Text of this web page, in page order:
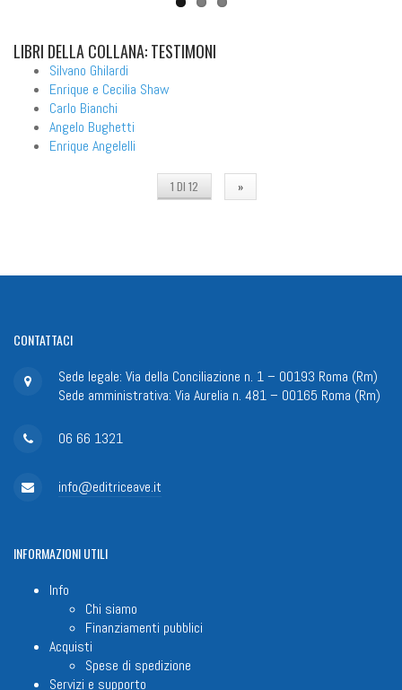
LIBRI DELLA COLLANA: TESTIMONI
Silvano Ghilardi
Enrique e Cecilia Shaw
Carlo Bianchi
Angelo Bughetti
Enrique Angelelli
1 DI 12 »
CONTATTACI
Sede legale: Via della Conciliazione n. 1 – 00193 Roma (Rm)
Sede amministrativa: Via Aurelia n. 481 – 00165 Roma (Rm)
06 66 1321
info@editriceave.it
INFORMAZIONIUTILI
Info
Chi siamo
Finanziamenti pubblici
Acquisti
Spese di spedizione
Servizi e supporto